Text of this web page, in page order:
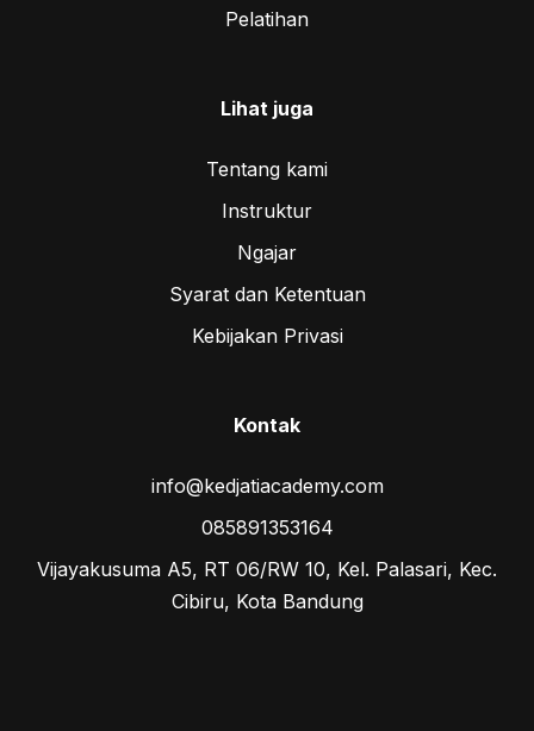
Pelatihan
Lihat juga
Tentang kami
Instruktur
Ngajar
Syarat dan Ketentuan
Kebijakan Privasi
Kontak
info@kedjatiacademy.com
085891353164
Vijayakusuma A5, RT 06/RW 10, Kel. Palasari, Kec.
Cibiru, Kota Bandung